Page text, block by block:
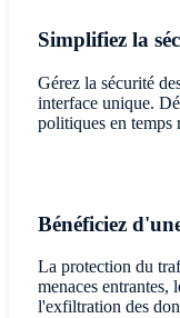
Simplifiez la
Gérez la sécurité
interface unique.
politiques en temps
Bénéficiez
La protection du
menaces entrantes,
l'exfiltration des